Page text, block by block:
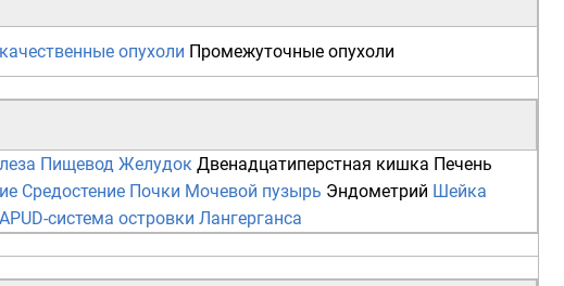
опухоли Промежуточные опухоли
Пищевод Желудок Двенадцатиперстная кишка Печень
Средостение Почки Мочевой пузырь Эндометрий Шейка
APUD-система островки Лангерганса